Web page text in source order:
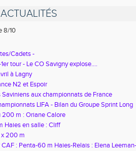
ACTUALITÉS
8/10
Cadets -
tour - Le CO Savigny explose....
à Lagny
N2 et Espoir
aux championnats de France
LIFA - Bilan du Groupe Sprint Long
200 m : Oriane Calore
Haies en salle : Cliff
x 200 m
: Penta-60 m Haies-Relais : Elena Leeman-